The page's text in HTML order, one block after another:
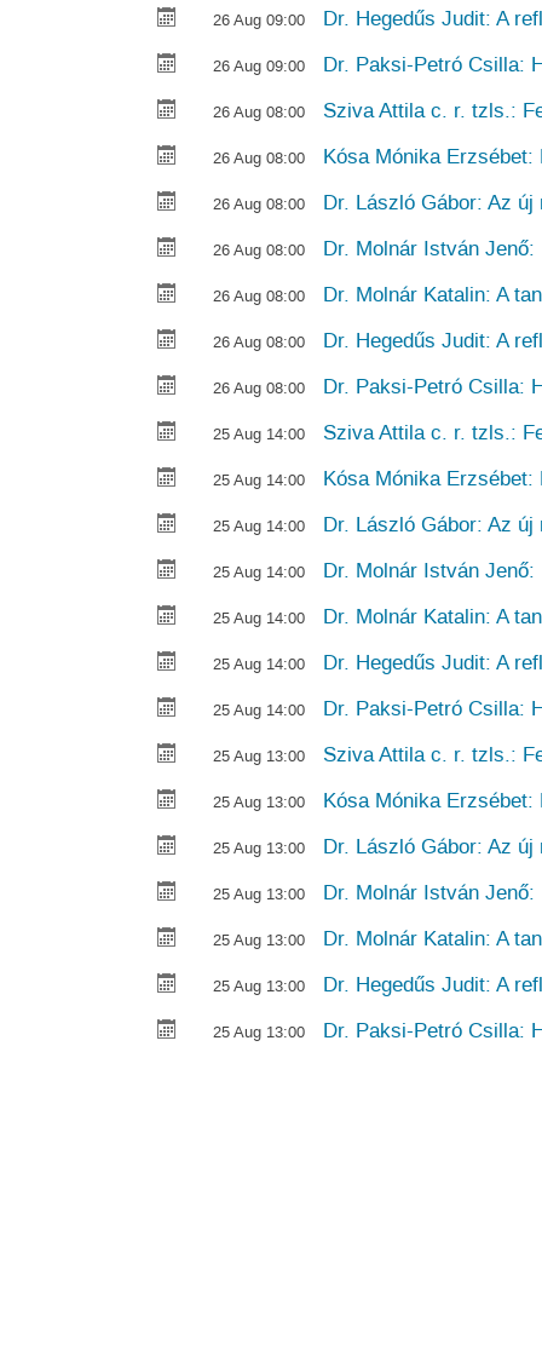
26 Aug 09:00 Dr. Hegedűs Judit: A
26 Aug 09:00 Dr. Paksi-Petró Csilla:
26 Aug 08:00 Sziva Attila c. r. tzls.:
26 Aug 08:00 Kósa Mónika
26 Aug 08:00 Dr. László Gábor: Az
26 Aug 08:00 Dr. Molnár István
26 Aug 08:00 Dr. Molnár Katalin: A
26 Aug 08:00 Dr. Hegedűs Judit: A
26 Aug 08:00 Dr. Paksi-Petró Csilla:
25 Aug 14:00 Sziva Attila c. r. tzls.:
25 Aug 14:00 Kósa Mónika
25 Aug 14:00 Dr. László Gábor: Az
25 Aug 14:00 Dr. Molnár István
25 Aug 14:00 Dr. Molnár Katalin: A
25 Aug 14:00 Dr. Hegedűs Judit: A
25 Aug 14:00 Dr. Paksi-Petró Csilla:
25 Aug 13:00 Sziva Attila c. r. tzls.:
25 Aug 13:00 Kósa Mónika
25 Aug 13:00 Dr. László Gábor: Az
25 Aug 13:00 Dr. Molnár István
25 Aug 13:00 Dr. Molnár Katalin: A
25 Aug 13:00 Dr. Hegedűs Judit: A
25 Aug 13:00 Dr. Paksi-Petró Csilla: